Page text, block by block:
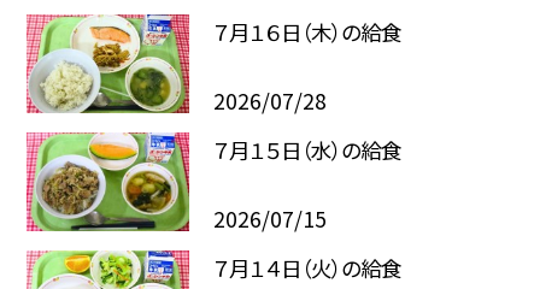
７月１６日（木）の給食
2026/07/28
７月１５日（水）の給食
2026/07/15
７月１４日（火）の給食